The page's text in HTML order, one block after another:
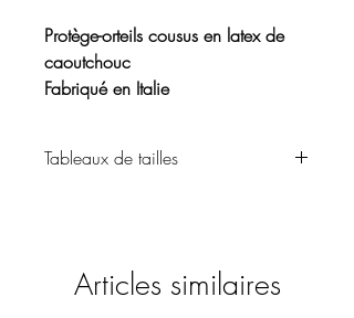
Protège-orteils cousus en latex de
caoutchouc
Fabriqué en Italie
Tableaux de tailles
Articles similaires